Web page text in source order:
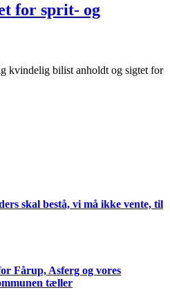
for sprit- og
kvindelig bilist anholdt og sigtet for
skal bestå, vi må ikke vente, til
Fårup, Asferg og vores
tæller